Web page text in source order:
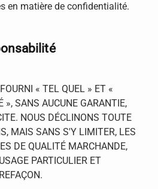
en matière de confidentialité.
« TEL QUEL » ET «
», SANS AUCUNE GARANTIE,
NOUS DÉCLINONS TOUTE
MAIS SANS S'Y LIMITER, LES
DE QUALITÉ MARCHANDE,
PARTICULIER ET